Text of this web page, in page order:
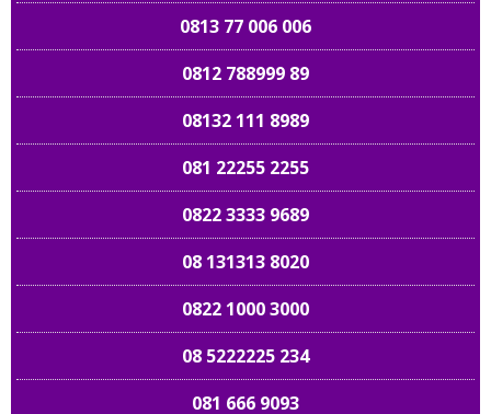
0813 77 006 006
0812 788999 89
08132 111 8989
081 22255 2255
0822 3333 9689
08 131313 8020
0822 1000 3000
08 5222225 234
081 666 9093